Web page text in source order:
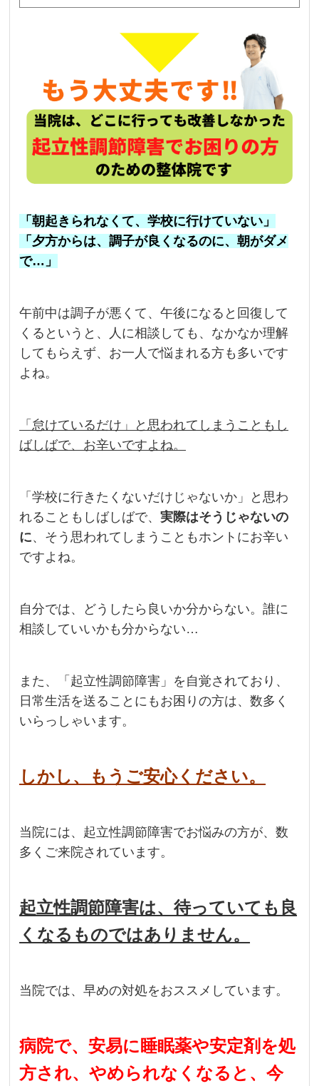
「朝起きられなくて、学校に行けていない」
「夕方からは、調子が良くなるのに、朝がダメ
で…」
午前中は調子が悪くて、午後になると回復して
くるというと、人に相談しても、なかなか理解
してもらえず、お一人で悩まれる方も多いです
よね。
「怠けているだけ」と思われてしまうこともし
ばしばで、お辛いですよね。
「学校に行きたくないだけじゃないか」と思わ
れることもしばしばで、実際はそうじゃないの
に、そう思われてしまうこともホントにお辛い
ですよね。
自分では、どうしたら良いか分からない。誰に
相談していいかも分からない…
また、「起立性調節障害」を自覚されており、
日常生活を送ることにもお困りの方は、数多く
いらっしゃいます。
しかし、もうご安心ください。
当院には、起立性調節障害でお悩みの方が、数
多くご来院されています。
起立性調節障害は、待っていても良
くなるものではありません。
当院では、早めの対処をおススメしています。
病院で、安易に睡眠薬や安定剤を処
方され、やめられなくなると、今